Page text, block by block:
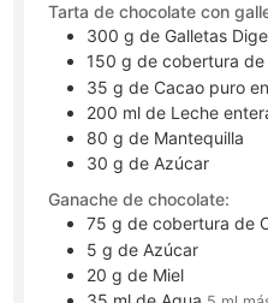
Tarta de chocolate con
300 g de Galletas
150 g de cobertura de
35 g de Cacao puro
200 ml de Leche
80 g de Mantequilla
30 g de Azúcar
Ganache de chocolate:
75 g de cobertura de
5 g de Azúcar
20 g de Miel